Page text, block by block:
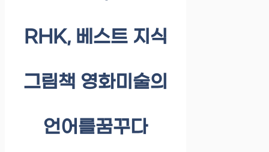
RHK, 베스트 지식
그림책 영화미술의
언어를꿈꾸다